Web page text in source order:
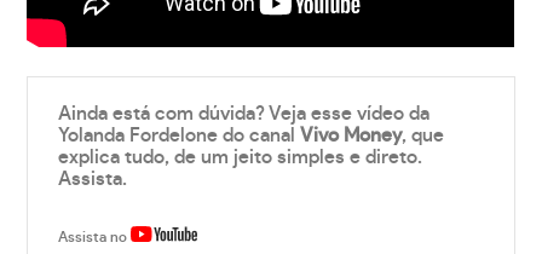
Ainda está com dúvida? Veja esse vídeo da
Yolanda Fordelone do canalVivo Money, que
explica tudo, de um jeito simples e direto.
Assista.
Assista no